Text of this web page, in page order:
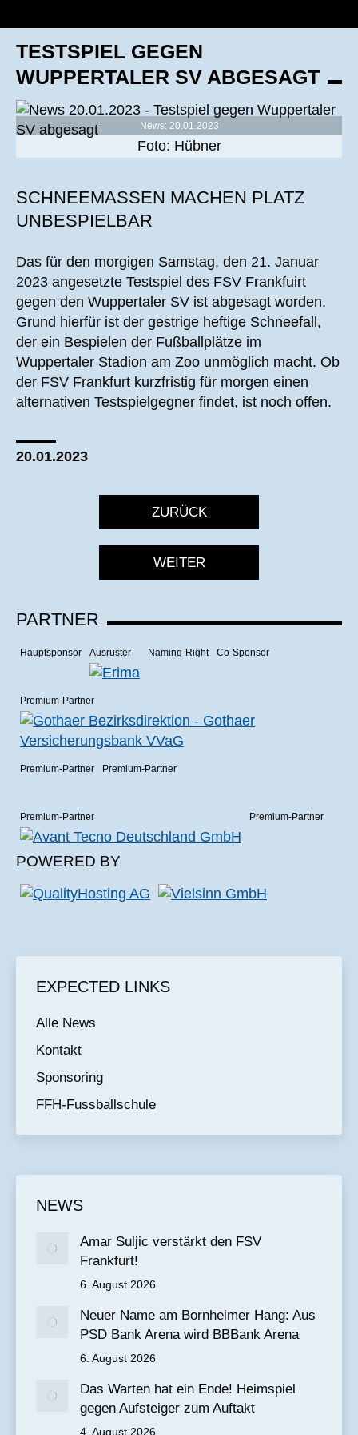
TESTSPIEL GEGEN
WUPPERTALER SV ABGESAGT
News: 20.01.2023
Foto: Hübner
SCHNEEMASSEN MACHEN PLATZ
UNBESPIELBAR
Das für den morgigen Samstag, den 21. Januar
2023 angesetzte Testspiel des FSV Frankfuirt
gegen den Wuppertaler SV ist abgesagt worden.
Grund hierfür ist der gestrige heftige Schneefall,
der ein Bespielen der Fußballplätze im
Wuppertaler Stadion am Zoo unmöglich macht. Ob
der FSV Frankfurt kurzfristig für morgen einen
alternativen Testspielgegner findet, ist noch offen.
20.01.2023
ZURÜCK
WEITER
PARTNER
Hauptsponsor Ausrüster Naming-Right Co-Sponsor
Premium-Partner
Premium-Partner Premium-Partner
Premium-Partner Premium-Partner
POWERED BY
EXPECTED LINKS
Alle News
Kontakt
Sponsoring
FFH-Fussballschule
NEWS
Amar Suljic verstärkt den FSV
Frankfurt!
6. August 2026
Neuer Name am Bornheimer Hang: Aus
PSD Bank Arena wird BBBank Arena
6. August 2026
Das Warten hat ein Ende! Heimspiel
gegen Aufsteiger zum Auftakt
4. August 2026